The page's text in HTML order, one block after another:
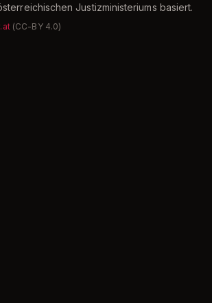
Justizministeriums basiert.
(CC-BY 4.0)